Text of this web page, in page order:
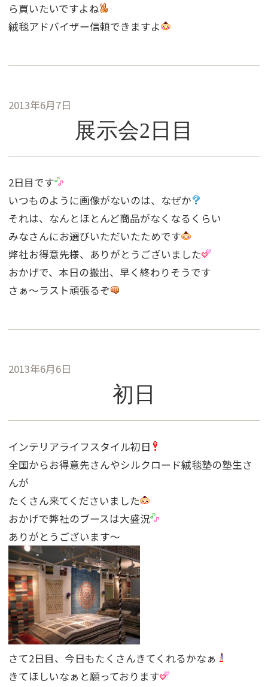
ら買いたいですよね
絨毯アドバイザー信頼できますよ
2013年6月7日
展示会2日目
2日目です
いつものように画像がないのは、なぜか
それは、なんとほとんど商品がなくなるくらい
みなさんにお選びいただいたためです
弊社お得意先様、ありがとうございました
おかげで、本日の搬出、早く終わりそうです
さぁ〜ラスト頑張るぞ
2013年6月6日
初日
インテリアライフスタイル初日
全国からお得意先さんやシルクロード絨毯塾の塾生さ
んが
たくさん来てくださいました
おかげで弊社のブースは大盛況
ありがとうございます〜
さて2日目、今日もたくさんきてくれるかなぁ
きてほしいなぁと願っております